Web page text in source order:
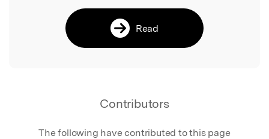
Read
Contributors
The following have contributed to this page